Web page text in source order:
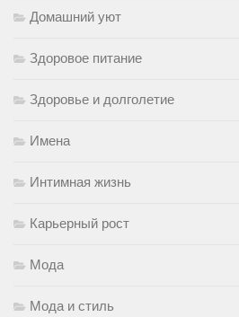
Домашний уют
Здоровое питание
Здоровье и долголетие
Имена
Интимная жизнь
Карьерный рост
Мода
Мода и стиль